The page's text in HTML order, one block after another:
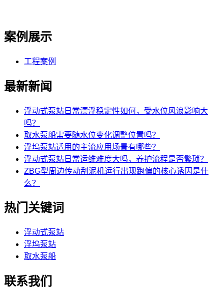
案例展示
工程案例
最新新闻
浮动式泵站日常漂浮稳定性如何，受水位风浪影响大
吗？
取水泵船需要随水位变化调整位置吗？
浮坞泵站适用的主流应用场景有哪些？
浮动式泵站日常运维难度大吗，养护流程是否繁琐？
ZBG型周边传动刮泥机运行出现跑偏的核心诱因是什
么？
热门关键词
浮动式泵站
浮坞泵站
取水泵船
联系我们